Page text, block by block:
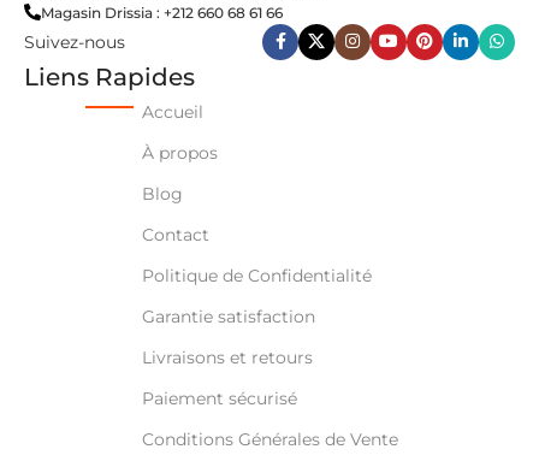
Magasin Drissia : +212 660 68 61 66
Suivez-nous
Liens Rapides
Accueil
À propos
Blog
Contact
Politique de Confidentialité
Garantie satisfaction
Livraisons et retours
Paiement sécurisé
Conditions Générales de Vente